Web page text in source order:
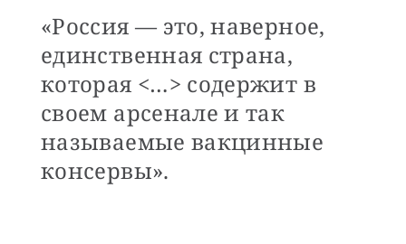
«Россия — это, наверное,
единственная страна,
которая <…> содержит в
своем арсенале и так
называемые вакцинные
консервы».